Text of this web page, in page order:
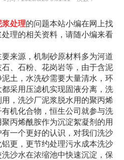
处理的问题本站小编在网上找
理的相关资料，请随小编来看
来源，机制砂原材料多为河道
、石粉、花岗岩等，由于含泥
土，水洗砂需要大量清水，环
采用压滤机实现固液分离，洗
，洗沙厂泥浆脱水用的聚丙烯
机化合物，恒生公司就参与洗
丙烯酰胺作为沉淀絮凝剂的用
一个更好的认识，对我们洗沙
更，更节约处理污水成本洗沙
沙水在浓缩池中快速沉淀，保